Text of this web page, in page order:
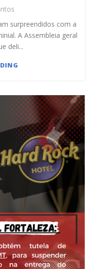
surpreendidos com a
A Assembleia geral
deli...